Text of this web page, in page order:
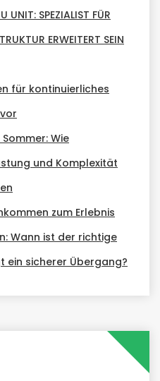
UNIT: SPEZIALIST FÜR
ERWEITERT SEIN
für kontinuierliches
Wie
und Komplexität
zum Erlebnis
Wann ist der richtige
ein sicherer Übergang?